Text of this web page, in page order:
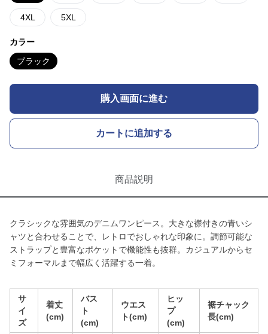
4XL 5XL
カラー
ブラック
購入画面に進む
カートに追加する
商品説明
クラシックな雰囲気のデニムワンピース。大きな襟付きの青いシ
ャツと合わせることで、レトロでおしゃれな印象に。調節可能な
ストラップと豊富なポケットで機能性も抜群。カジュアルからセ
ミフォーマルまで幅広く活躍する一着。
サ
イ
ズ
着丈
(cm)
バス
ト
(cm)
ウエス
ト(cm)
ヒッ
プ
(cm)
裾チャック
長(cm)